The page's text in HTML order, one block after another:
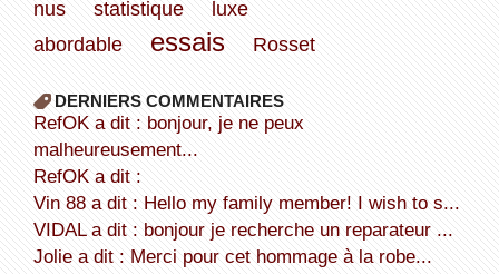
nus
statistique
luxe
abordable
essais Rosset
DERNIERS COMMENTAIRES
refOK a dit : bonjour, je ne peux
malheureusement...
refOK a dit :
Vin 88 a dit : Hello my family member! I wish to s...
VIDAL a dit : bonjour je recherche un reparateur ...
Jolie a dit : Merci pour cet hommage à la robe...